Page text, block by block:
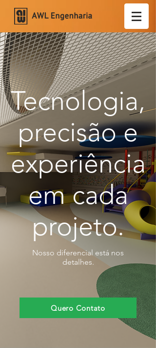
Tecnologia,
precisão e
experiência
em cada
projeto.
Nosso diferencial está nos
detalhes.
Quero Contato